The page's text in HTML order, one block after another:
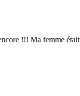
!!! Ma femme